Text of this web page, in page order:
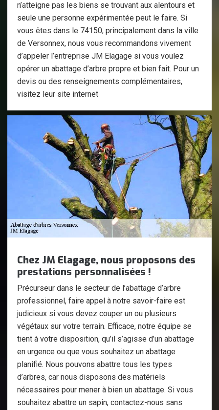
n’atteigne pas les biens se trouvant aux alentours et
seule une personne expérimentée peut le faire. Si
vous êtes dans le 74150, principalement dans la ville
de Versonnex, nous vous recommandons vivement
d’appeler l’entreprise JM Elagage si vous voulez
opérer un abattage d’arbre propre et bien fait. Pour un
devis ou des renseignements complémentaires,
visitez leur site internet
Chez JM Elagage, nous proposons des
prestations personnalisées !
Précurseur dans le secteur de l’abattage d’arbre
professionnel, faire appel à notre savoir-faire est
judicieux si vous devez couper un ou plusieurs
végétaux sur votre terrain. Efficace, notre équipe se
tient à votre disposition, qu’il s’agisse d’un abattage
en urgence ou que vous souhaitez un abattage
planifié. Nous pouvons abattre tous les types
d’arbres, car nous disposons des matériels
nécessaires pour mener à bien un abattage. Si vous
souhaitez abattre un sapin, contactez-nous sans